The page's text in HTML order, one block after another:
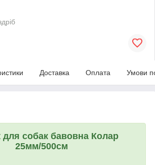
Доставка Оплата Умови
для собак бавовна Колар
25мм/500см